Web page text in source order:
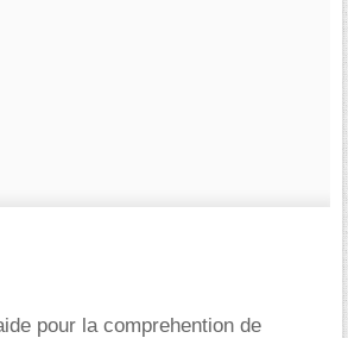
pour la comprehention de